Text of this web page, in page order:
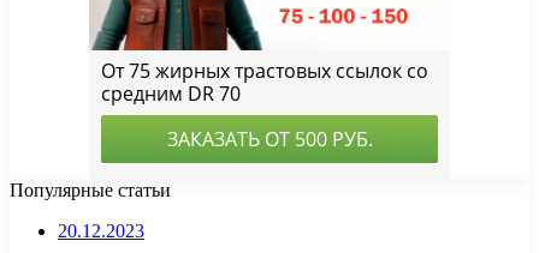
Популярные статьи
20.12.2023